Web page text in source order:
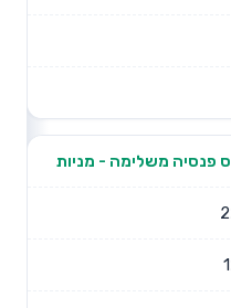
פנסיה משלימה - מניות